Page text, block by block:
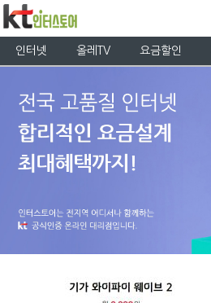
인터넷 올레TV 요금할인